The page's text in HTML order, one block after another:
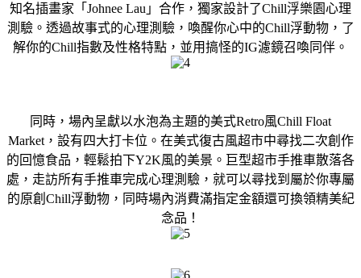
知名插畫家「Johnee Lau」合作，獨家設計了Chill浮樂園心理
測驗。透過故事式的心理測驗，喚醒你心中的Chill浮動物，了
解你的Chill指數及性格特點，並用搞怪的IG濾鏡召喚同伴。
同時，場內呈獻以水泡為主題的美式Retro風Chill Float
Market，設有四大打卡位。在美式復古風超市中尋找二次創作
的回憶食品，輕鬆拍下Y2K風的美景。巨型超市手推車散落各
處，走訪所有手推車完成心理測驗，就可以尋找到屬於你專屬
的原創Chill浮動物，同時場內消費滿指定金額還可換領精美紀
念品！